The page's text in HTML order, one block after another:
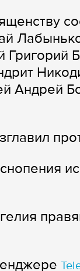
Григорий
Андрей